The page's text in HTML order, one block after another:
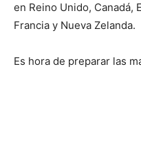
en Reino Unido, Canadá,
Francia y Nueva Zelanda.
Es hora de preparar las